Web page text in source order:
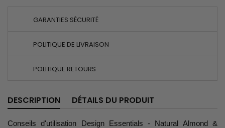
GARANTIES SÉCURITÉ
POLITIQUE DE LIVRAISON
POLITIQUE RETOURS
DESCRIPTION DÉTAILS DU PRODUIT
Conseils d'utilisation Design Essentials - Natural Almond &